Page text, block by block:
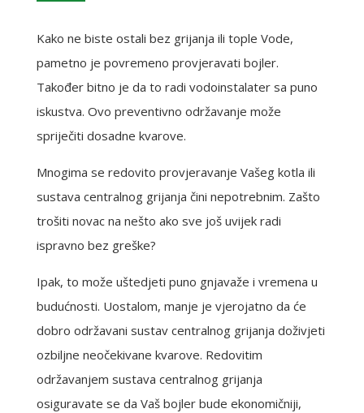
Kako ne biste ostali bez grijanja ili tople Vode,
pametno je povremeno provjeravati bojler.
Također bitno je da to radi vodoinstalater sa puno
iskustva. Ovo preventivno održavanje može
spriječiti dosadne kvarove.
Mnogima se redovito provjeravanje Vašeg kotla ili
sustava centralnog grijanja čini nepotrebnim. Zašto
trošiti novac na nešto ako sve još uvijek radi
ispravno bez greške?
Ipak, to može uštedjeti puno gnjavaže i vremena u
budućnosti. Uostalom, manje je vjerojatno da će
dobro održavani sustav centralnog grijanja doživjeti
ozbiljne neočekivane kvarove. Redovitim
održavanjem sustava centralnog grijanja
osiguravate se da Vaš bojler bude ekonomičniji,